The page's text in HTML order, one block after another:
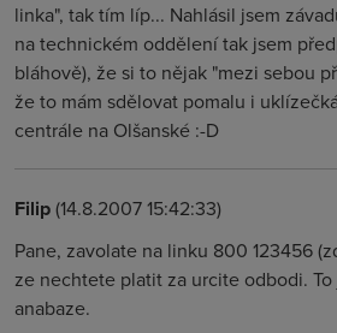
linka", tak tím líp... Nahlásil jsem
na technickém oddělení tak jsem
bláhově), že si to nějak "mezi sebou
že to mám sdělovat pomalu i
centrále na Olšanské :-D
Filip(14.8.2007 15:42:33)
Pane, zavolate na linku 800 123456
ze nechtete platit za urcite odbodi.
anabaze.